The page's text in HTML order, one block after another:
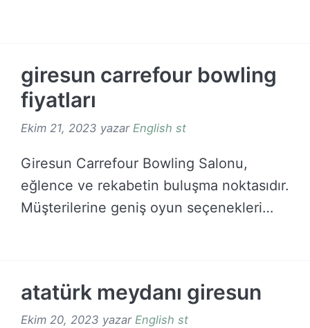
giresun carrefour bowling
fiyatları
Ekim 21, 2023 yazar English st
Giresun Carrefour Bowling Salonu,
eğlence ve rekabetin buluşma noktasıdır.
Müşterilerine geniş oyun seçenekleri
atatürk meydanı giresun
Ekim 20, 2023 yazar English st